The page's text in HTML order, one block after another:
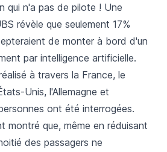
qui n'a pas de pilote ! Une
révèle que seulement 17%
de monter à bord d'un
par intelligence artificielle.
à travers la France, le
Unis, l'Allemagne et
ont été interrogées.
montré que, même en réduisant
des passagers ne